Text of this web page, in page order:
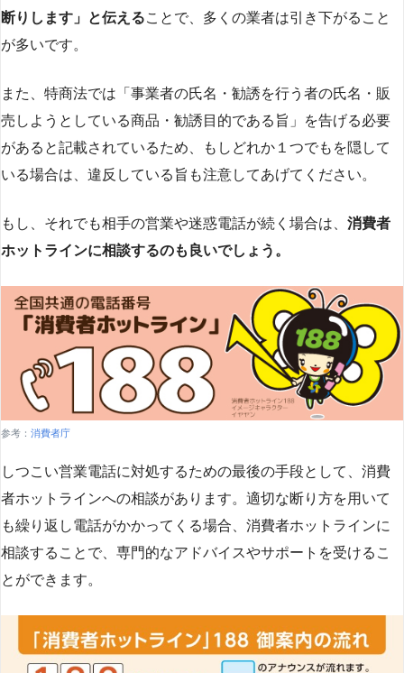
断りします」と伝えることで、多くの業者は引き下がること
が多いです​​。
また、特商法では「事業者の氏名・勧誘を行う者の氏名・販
売しようとしている商品・勧誘目的である旨」を告げる必要
があると記載されているため、もしどれか１つでもを隠して
いる場合は、違反している旨も注意してあげてください。
もし、それでも相手の営業や迷惑電話が続く場合は、 消費者
ホットラインに相談するのも良いでしょう。
参考： 消費者庁
しつこい営業電話に対処するための最後の手段として、消費
者ホットラインへの相談があります。適切な断り方を用いて
も繰り返し電話がかかってくる場合、消費者ホットラインに
相談することで、専門的なアドバイスやサポートを受けるこ
とができます​​。